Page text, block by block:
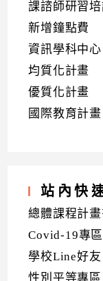
課諮師研習培
新增鐘點費
資訊學科中心
均質化計畫
優質化計畫
國際教育計畫
站內快
總體課程計畫
Covid-19專區
學校Line好友
性別平等專區